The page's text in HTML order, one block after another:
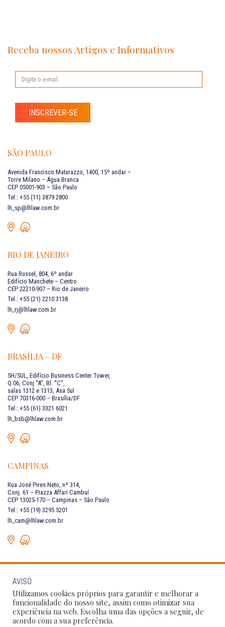
Receba nossos Artigos e Informativos
INSCREVER-SE
SÃO PAULO
Avenida Francisco Matarazzo, 1400, 15º andar –
Torre Milano – Água Branca
CEP 05001-903 – São Paulo
Tel.: +55 (11) 3879 2800
lh_sp@lhlaw.com.br
RIO DE JANEIRO
Rua Russel, 804, 6º andar
Edifício Manchete – Centro
CEP 22210-907 – Rio de Janeiro
Tel.: +55 (21) 2210 3138
lh_rj@lhlaw.com.br
BRASÍLIA – DF
SH/SUL, Edifício Business Center Tower,
Q.06, Conj “A”, Bl. “C”,
salas 1312 e 1313, Asa Sul
CEP 70316-000 – Brasília/DF
Tel.: +55 (61) 3321 6021
lh_bsb@lhlaw.com.br
CAMPINAS
Rua José Pires Neto, nº 314,
Conj. 61 – Piazza Affari Cambuí
CEP 13025-170 – Campinas – São Paulo
Tel.: +55 (19) 3295 5201
lh_cam@lhlaw.com.br
FALE CONOSCO
Siga as nossas redes sociais:
AVISO
Utilizamos cookies próprios para garantir e melhorar a
funcionalidade do nosso site, assim como otimizar sua
experiência na web. Escolha uma das opções a seguir, de
acordo com a sua preferência.